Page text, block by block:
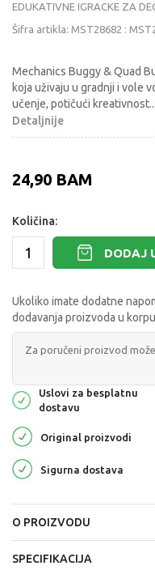
EDUKATIVNE IGRACKE ZA
Šifra artikla: MST28682 :
Mechanics Buggy & Quad
koja uživaju u gradnji i vole
učenje, potičući kreativnost...
Detaljnije
24,90 BAM
Količina:
DODAJ
Ukoliko imate dodatne
dodavanja proizvoda u
Uslovi za besplatnu
dostavu
Original proizvodi
Sigurna dostava
O PROIZVODU
SPECIFIKACIJA